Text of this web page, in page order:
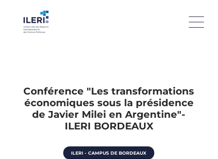
Conférence "Les transformations
économiques sous la présidence
de Javier Milei en Argentine"-
ILERI BORDEAUX
ILERI - CAMPUS DE BORDEAUX